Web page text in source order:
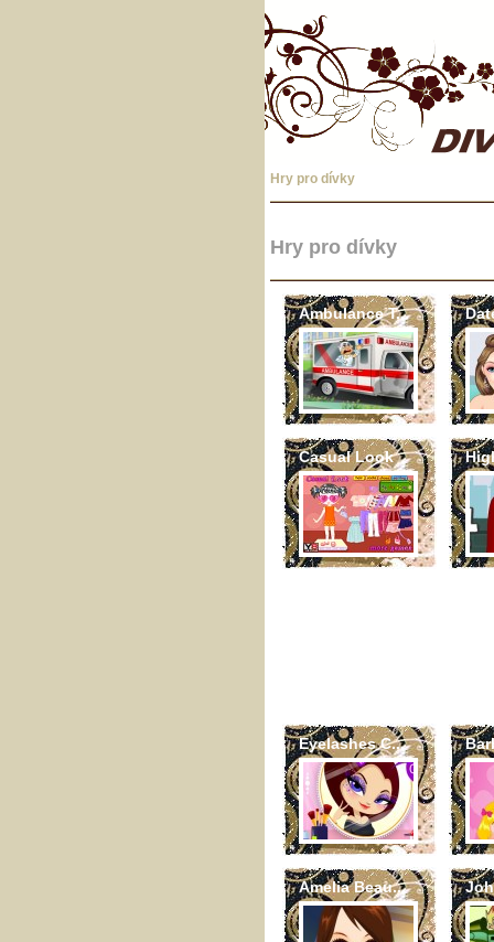
Hry pro dívky
Hry pro dívky
Ambulance T...
Casual Look
Eyelashes C...
Amelia Beau...